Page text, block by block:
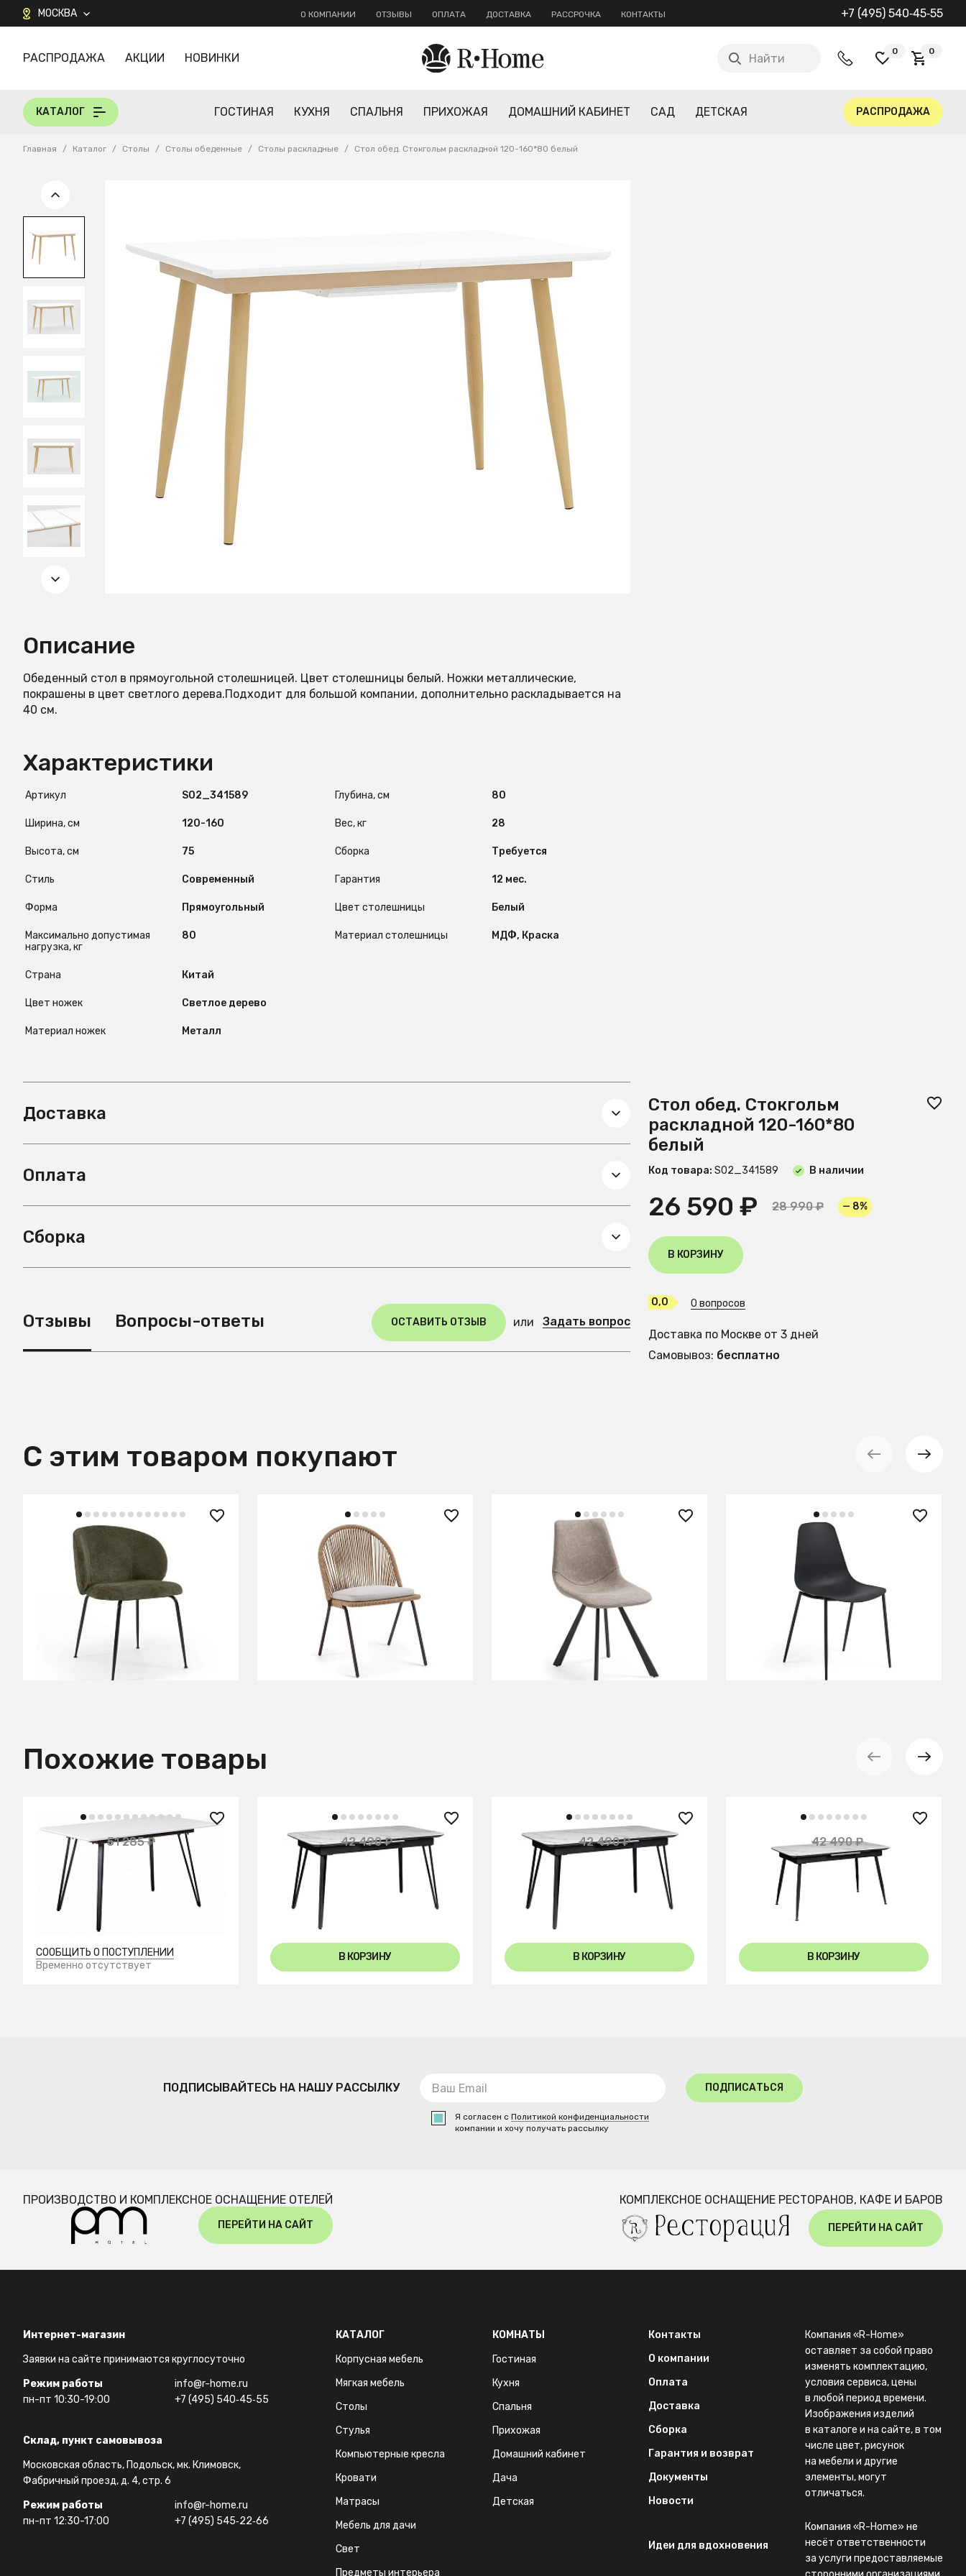
МОСКВА О КОМПАНИИ ОТЗЫВЫ ОПЛАТА ДОСТАВКА РАССРОЧКА КОНТАКТЫ +7 (495) 540‑45‑55
КАТАЛОГ
РАСПРОДАЖА АКЦИИ НОВИНКИ Найти
0 0
КАТАЛОГ ГОСТИНАЯ КУХНЯ СПАЛЬНЯ ПРИХОЖАЯ ДОМАШНИЙ КАБИНЕТ САД ДЕТСКАЯ РАСПРОДАЖА
Главная / Каталог / Столы / Столы обеденные / Столы раскладные / Стол обед. Стокгольм раскладной 120-160*80 белый
Описание
Обеденный стол в прямоугольной столешницей. Цвет столешницы белый. Ножки металлические,
покрашены в цвет светлого дерева.Подходит для большой компании, дополнительно раскладывается на
40 см.
Характеристики
Артикул S02_341589
Ширина, см 120-160
Высота, см 75
Стиль Современный
Форма Прямоугольный
Максимально допустимая
нагрузка, кг
80
Страна Китай
Цвет ножек Светлое дерево
Материал ножек Металл
Глубина, см 80
Вес, кг 28
Сборка Требуется
Гарантия 12 мес.
Цвет столешницы Белый
Материал столешницы МДФ, Краска
Доставка
Оплата
Сборка
Отзывы Вопросы-ответы ОСТАВИТЬ ОТЗЫВ или Задать вопрос
Стол обед. Стокгольм
раскладной 120-160*80
белый
Код товара: S02_341589 В наличии
26 590 ₽ 28 990 ₽ — 8%
В КОРЗИНУ
0,0 0 вопросов
Доставка по Москве от 3 дней
Самовывоз: бесплатно
С этим товаром покупают
43 990 ₽
Стул Minna из зеленого бархата
на стальных ножках с черной
отделкой
В КОРЗИНУ
47 990 ₽
Стул Stad бежевый
В КОРЗИНУ
35 990 ₽
Стул Andi бежевый
В КОРЗИНУ
14 990 ₽
Стул Wassu черный
В КОРЗИНУ
Похожие товары
34 190 ₽ 51 285 ₽ — 33%
Стол Диего раздвиж. 140-180*80
белый
СООБЩИТЬ О ПОСТУПЛЕНИИ
Временно отсутствует
27 100 ₽ 42 490 ₽ — 36%
Стол Диего раздвиж. 140-180
Керамогранит Светлый Мрамор
В КОРЗИНУ
26 200 ₽ 42 490 ₽ — 38%
Стол Диего раздвиж. 120-150
Керамогранит Светлый Мрамор
В КОРЗИНУ
27 750 ₽ 42 490 ₽
Стол Месси раздвиж. 140-180
Керамогранит Светлый Мрамор
В КОРЗИНУ
ПОДПИСЫВАЙТЕСЬ НА НАШУ РАССЫЛКУ
Я согласен с Политикой конфиденциальности
компании и хочу получать рассылку
ПОДПИСАТЬСЯ
ПРОИЗВОДСТВО И КОМПЛЕКСНОЕ ОСНАЩЕНИЕ ОТЕЛЕЙ
ПЕРЕЙТИ НА САЙТ
КОМПЛЕКСНОЕ ОСНАЩЕНИЕ РЕСТОРАНОВ, КАФЕ И БАРОВ
ПЕРЕЙТИ НА САЙТ
Интернет-магазин
Заявки на сайте принимаются круглосуточно
Режим работы
пн-пт 10:30-19:00
info@r-home.ru
+7 (495) 540‑45‑55
Склад, пункт самовывоза
Московская область, Подольск, мк. Климовск,
Фабричный проезд, д. 4, стр. 6
Режим работы
пн-пт 12:30-17:00
info@r-home.ru
+7 (495) 545‑22‑66
КАТАЛОГ
Корпусная мебель
Мягкая мебель
Столы
Стулья
Компьютерные кресла
Кровати
Матрасы
Мебель для дачи
Свет
Предметы интерьера
КОМНАТЫ
Гостиная
Кухня
Спальня
Прихожая
Домашний кабинет
Дача
Детская
Контакты
О компании
Оплата
Доставка
Сборка
Гарантия и возврат
Документы
Новости
Идеи для вдохновения
Компания «R-Home»
оставляет за собой право
изменять комплектацию,
условия сервиса, цены
в любой период времени.
Изображения изделий
в каталоге и на сайте, в том
числе цвет, рисунок
на мебели и другие
элементы, могут
отличаться.
Компания «R-Home» не
несёт ответственности
за услуги предоставляемые